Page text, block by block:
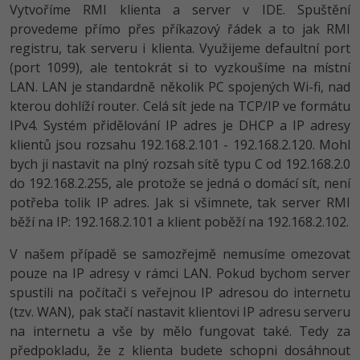
Copywriter
WordPress specialista
SEO specialista
Algoritmy -41%
Umělá inteligence (AI) -10%
Pro děti
Více
Fórum
Testování softwaru
Datová analýza
Digitální gramotnost
Kurzy designu
HTML/CSS -80%
Photoshop -80%
Příběhy absolventů
Blog
Vytvoříme RMI klienta a server v IDE. Spuštění
provedeme přímo přes příkazový řádek a to jak RMI
registru, tak serveru i klienta. Využijeme defaultní port
(port 1099), ale tentokrát si to vyzkoušíme na místní
LAN. LAN je standardně několik PC spojených Wi-fi, nad
kterou dohlíží router. Celá sít jede na TCP/IP ve formátu
IPv4. Systém přidělování IP adres je DHCP a IP adresy
klientů jsou rozsahu 192.168.2.101 - 192.168.2.120. Mohl
bych ji nastavit na plný rozsah sítě typu C od 192.168.2.0
do 192.168.2.255, ale protože se jedná o domácí sít, není
potřeba tolik IP adres. Jak si všimnete, tak server RMI
běží na IP: 192.168.2.101 a klient poběží na 192.168.2.102.
V našem případě se samozřejmě nemusíme omezovat
pouze na IP adresy v rámci LAN. Pokud bychom server
spustili na počítači s veřejnou IP adresou do internetu
(tzv. WAN), pak stačí nastavit klientovi IP adresu serveru
na internetu a vše by mělo fungovat také. Tedy za
předpokladu, že z klienta budete schopni dosáhnout